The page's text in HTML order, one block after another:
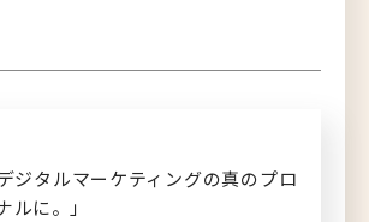
サービスのご案内
タント紹介
ジタルマーケティングの真のプロ
ルに。」